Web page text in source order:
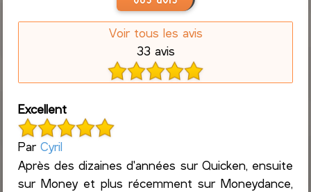
Voir tous les avis
33 avis
Excellent
ParCyril
Après des dizaines d'années sur Quicken, ensuite
sur Money et plus récemment sur Moneydance,